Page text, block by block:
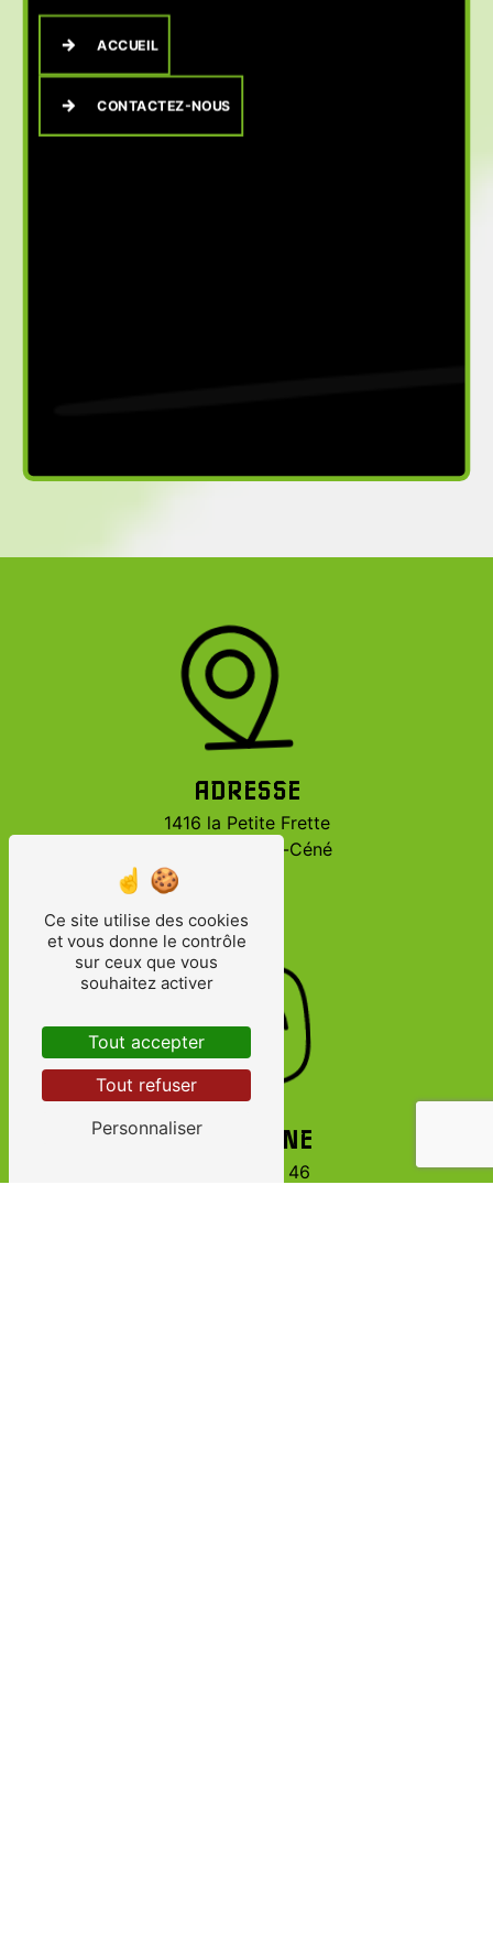
ACCUEIL
CONTACTEZ-NOUS
ADRESSE
1416 la Petite Frette
85710 Bois-de-Céné
TÉLÉPHONE
06 71 26 08 46
Ce site utilise des cookies
et vous donne le contrôle
sur ceux que vous
souhaitez activer
Tout accepter
Tout refuser
Personnaliser